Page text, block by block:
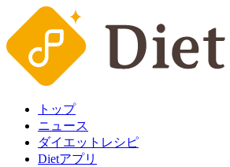
トップ
ニュース
ダイエットレシピ
Dietアプリ